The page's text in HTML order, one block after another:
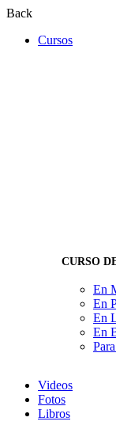
Back
Cursos
CURSO
En
En
En
En
Videos
Fotos
Libros